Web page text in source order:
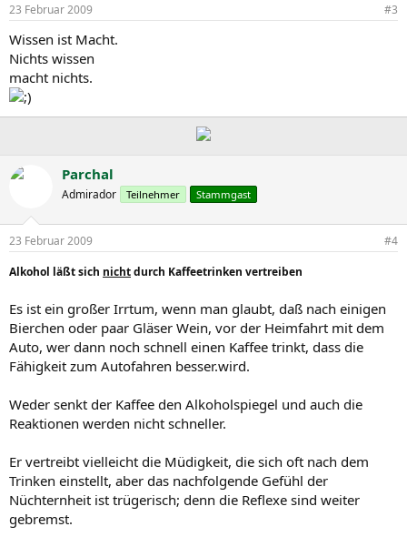
23 Februar 2009 #3
Wissen ist Macht.
Nichts wissen
macht nichts.
Parchal
Admirador Teilnehmer Stammgast
23 Februar 2009
#4
Alkohol läßt sich nichtdurch Kaffeetrinken vertreiben
Es ist ein großer Irrtum, wenn man glaubt, daß nach einigen
Bierchen oder paar Gläser Wein, vor der Heimfahrt mit dem
Auto, wer dann noch schnell einen Kaffee trinkt, dass die
Fähigkeit zum Autofahren besser.wird.
Weder senkt der Kaffee den Alkoholspiegel und auch die
Reaktionen werden nicht schneller.
Er vertreibt vielleicht die Müdigkeit, die sich oft nach dem
Trinken einstellt, aber das nachfolgende Gefühl der
Nüchternheit ist trügerisch; denn die Reflexe sind weiter
gebremst.